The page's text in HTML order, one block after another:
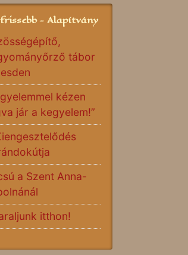
- Alapítvány
tábor
kézen
jár a kegyelem!”
a Szent Anna-
itthon!